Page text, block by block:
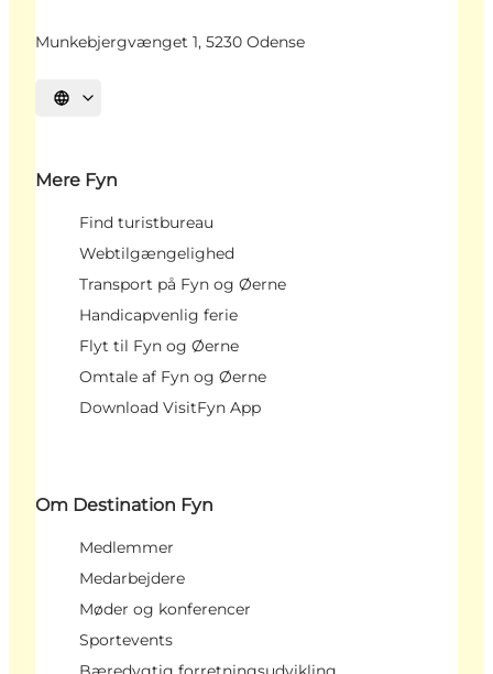
Munkebjergvænget 1, 5230 Odense
Vælg sprog
Mere Fyn
Find turistbureau
Webtilgængelighed
Transport på Fyn og Øerne
Handicapvenlig ferie
Flyt til Fyn og Øerne
Omtale af Fyn og Øerne
Download VisitFyn App
Om Destination Fyn
Medlemmer
Medarbejdere
Møder og konferencer
Sportevents